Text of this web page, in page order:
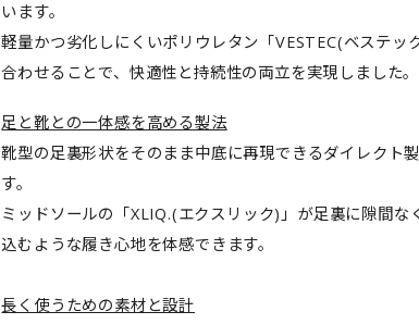
います。
軽量かつ劣化しにくいポリウレタン「VESTEC(ベステッ
合わせることで、快適性と持続性の両立を実現しました。
足と靴との一体感を高める製法
靴型の足裏形状をそのまま中底に再現できるダイレクト
す。
ミッドソールの「XLIQ.(エクスリック)」が足裏に隙間な
込むような履き心地を体感できます。
長く使うための素材と設計